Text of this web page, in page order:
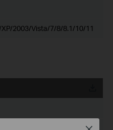
2003/Vista/7/8/8.1/10/11